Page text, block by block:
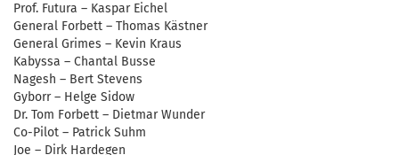
Prof. Futura – Kaspar Eichel
General Forbett – Thomas Kästner
General Grimes – Kevin Kraus
Kabyssa – Chantal Busse
Nagesh – Bert Stevens
Gyborr – Helge Sidow
Dr. Tom Forbett – Dietmar Wunder
Co-Pilot – Patrick Suhm
Joe – Dirk Hardegen